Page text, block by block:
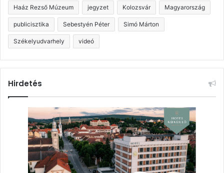
Haáz Rezső Múzeum jegyzet Kolozsvár Magyarország
publicisztika Sebestyén Péter Simó Márton
Székelyudvarhely videó
Hirdetés